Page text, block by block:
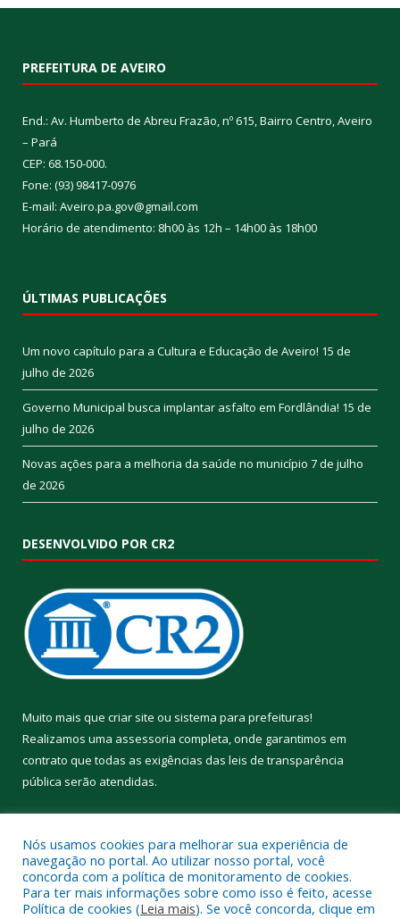
PREFEITURA DE AVEIRO
End.: Av. Humberto de Abreu Frazão, nº 615, Bairro Centro, Aveiro
– Pará
CEP: 68.150-000.
Fone: (93) 98417-0976
E-mail: Aveiro.pa.gov@gmail.com
Horário de atendimento: 8h00 às 12h – 14h00 às 18h00
ÚLTIMAS PUBLICAÇÕES
Um novo capítulo para a Cultura e Educação de Aveiro! 15 de
julho de 2026
Governo Municipal busca implantar asfalto em Fordlândia! 15 de
julho de 2026
Novas ações para a melhoria da saúde no município 7 de julho
de 2026
DESENVOLVIDO POR CR2
Muito mais que criar site ou sistema para prefeituras!
Realizamos uma assessoria completa, onde garantimos em
contrato que todas as exigências das leis de transparência
pública serão atendidas.
Todos os direitos reservados a Prefeitura Municipal de Aveiro.
Nós usamos cookies para melhorar sua experiência de
navegação no portal. Ao utilizar nosso portal, você
concorda com a política de monitoramento de cookies.
Para ter mais informações sobre como isso é feito, acesse
Política de cookies (Leia mais). Se você concorda, clique em